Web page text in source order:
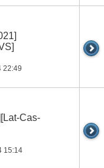
22:49
Cas-
15:14